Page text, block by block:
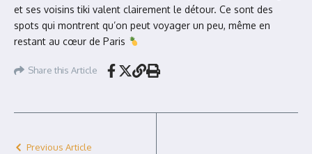
et ses voisins tiki valent clairement le détour. Ce sont des
spots qui montrent qu’on peut voyager un peu, même en
restant au cœur de Paris
Share this Article
Previous Article